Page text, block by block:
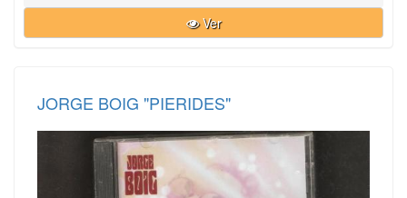
Ver
JORGE BOIG "PIERIDES"